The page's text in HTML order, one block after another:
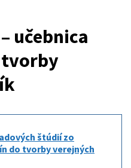
učebnica
štúdií zo
do tvorby verejných